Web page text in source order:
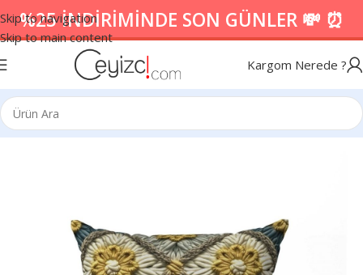
Skip to navigation
Skip to main content
%25 İNDİRİMİNDE SON GÜNLER 💸 ⏰
Kargom Nerede ?